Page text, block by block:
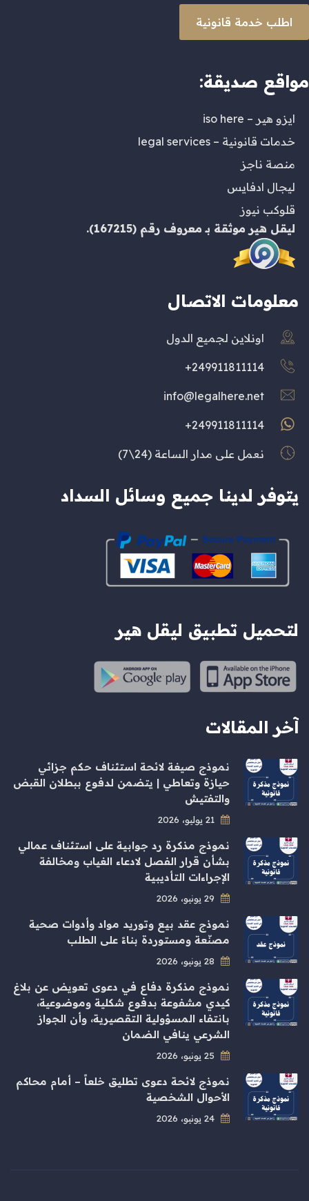
اطلب خدمة قانونية
مواقع صديقة:
ايزو هير – iso here
خدمات قانونية – legal services
منصة ناجز
ليجال ادفايس
قلوكب نيوز
ليقل هير موثقة بـ معروف رقم (167215).
معلومات الاتصال
اونلاين لجميع الدول
249911811114+
info@legalhere.net
249911811114+
نعمل على مدار الساعة (24\7)
يتوفر لدينا جميع وسائل السداد
لتحميل تطبيق ليقل هير
آخر المقالات
نموذج صيغة لائحة استئناف حكم جزائي
حيازة وتعاطي | يتضمن لدفوع ببطلان القبض
والتفتيش
نموذج مذكرة رد جوابية على استئناف عمالي
بشأن قرار الفصل لادعاء الغياب ومخالفة
الإجراءات التأديبية
نموذج عقد بيع وتوريد مواد وأدوات صحية
مصنّعة ومستوردة بناءً على الطلب
نموذج مذكرة دفاع في دعوى تعويض عن بلاغ
كيدي مشفوعة بدفوع شكلية وموضوعية،
بانتفاء المسؤولية التقصيرية، وأن الجواز
الشرعي ينافي الضمان
نموذج لائحة دعوى تطليق خلعاً – أمام محاكم
الأحوال الشخصية